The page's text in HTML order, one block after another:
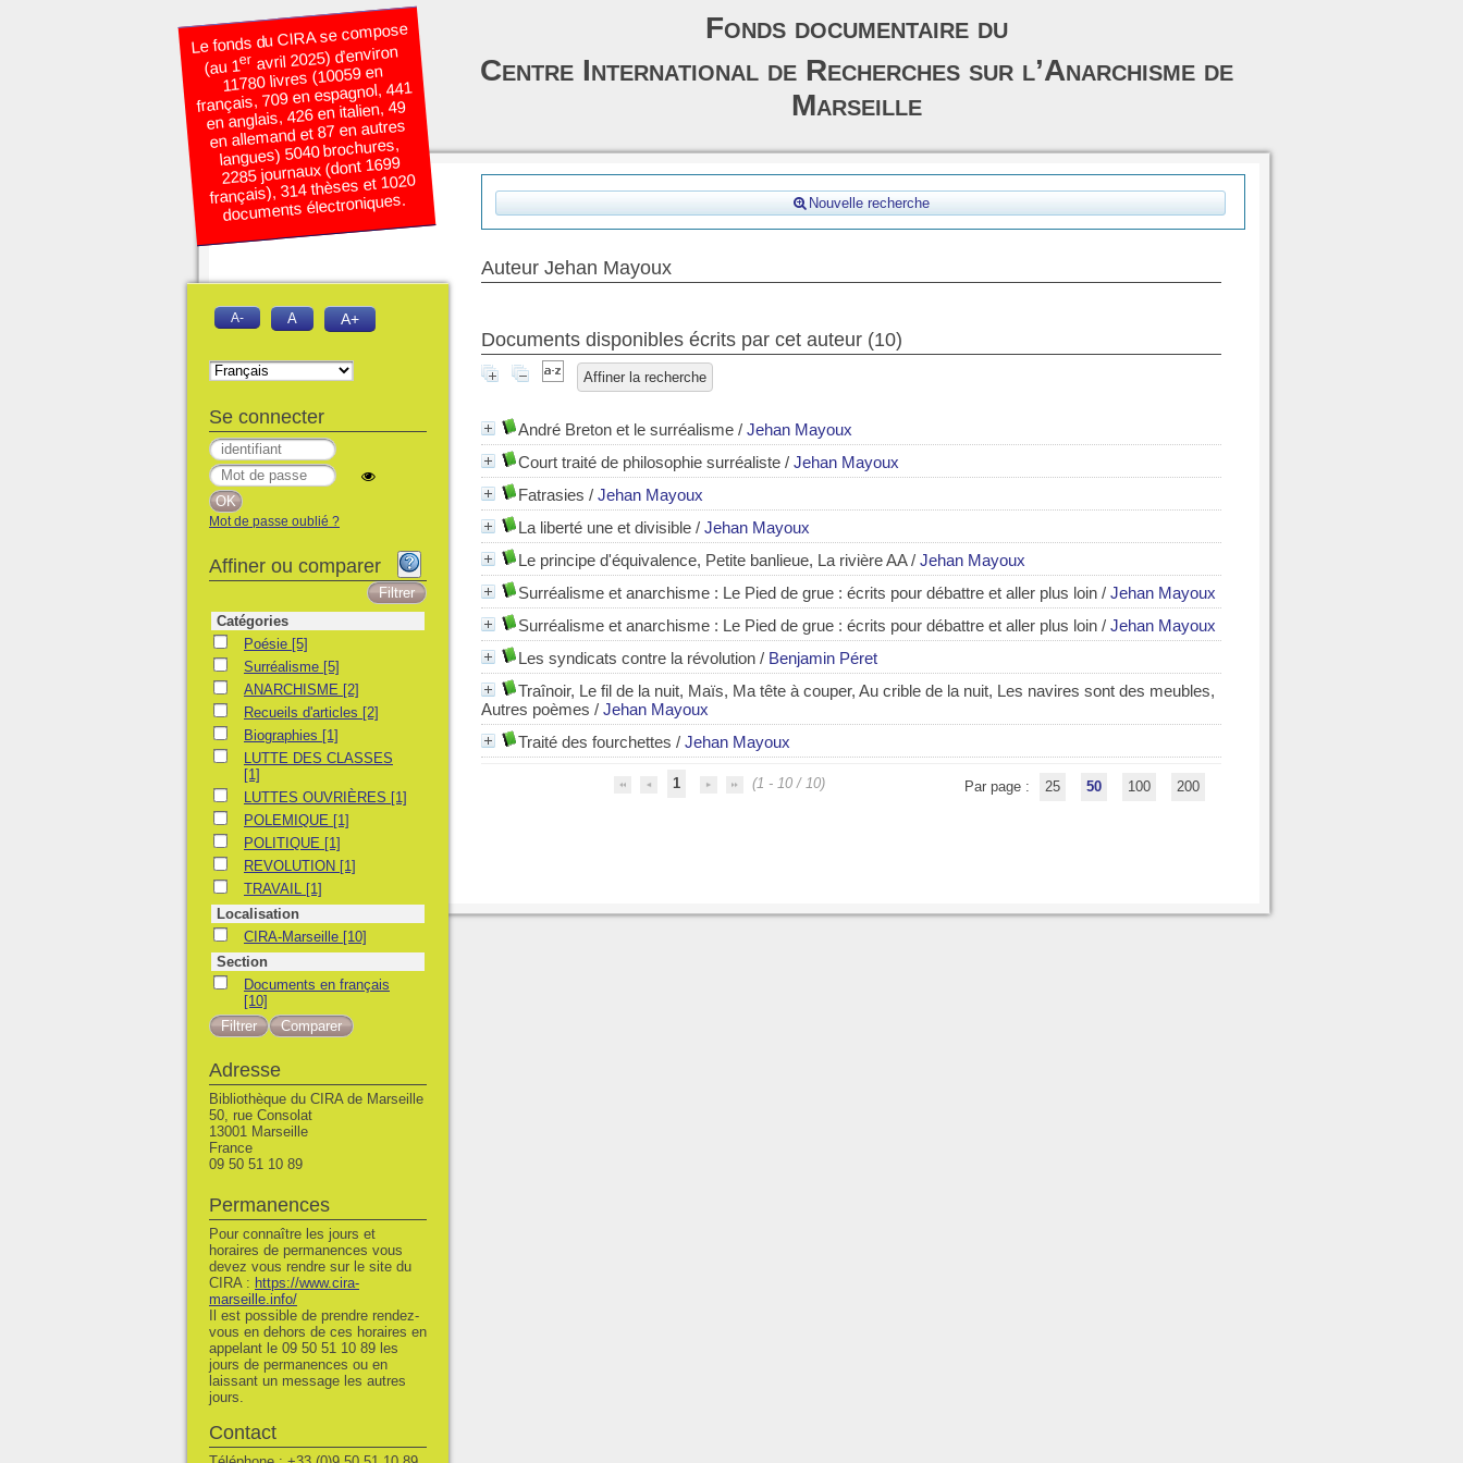
Nouvelle recherche
Auteur Jehan Mayoux
Documents disponibles écrits par cet auteur (10)
Affiner la recherche
André Breton et le surréalisme / Jehan Mayoux
Court traité de philosophie surréaliste / Jehan Mayoux
Fatrasies / Jehan Mayoux
La liberté une et divisible / Jehan Mayoux
Le principe d'équivalence, Petite banlieue, La rivière AA/ Jehan Mayoux
Surréalisme et anarchisme : Le Pied de grue : écrits pour débattre et aller plus loin / Jehan Mayoux
Surréalisme et anarchisme : Le Pied de grue : écrits pour débattre et aller plus loin / Jehan Mayoux
Les syndicats contre la révolution / Benjamin Péret
Traînoir, Le fil de la nuit, Maïs, Ma tête à couper, Au crible de la nuit, Les navires sont des meubles,
Autres poèmes / Jehan Mayoux
Traité des fourchettes / Jehan Mayoux
1 (1 - 10 / 10) Par page : 25 50 100 200
Le fonds du CIRA se compose
(au 1eravril 2025) d’environ
11780 livres (10059 en
français, 709 en espagnol, 441
en anglais, 426 en italien, 49
en allemand et 87 en autres
langues) 5040 brochures,
2285 journaux (dont 1699
français), 314 thèses et 1020
documents électroniques.
Fonds documentaire du
Centre International de Recherches sur l’Anarchisme de
Marseille
A- A A+
Se connecter
Mot de passe oublié ?
Affiner ou comparer
Catégories
PoésiePoésie [5]
Surréalisme
Surréalisme [5]
ANARCHISME
ANARCHISME [2]
Recueils d'articles
Recueils d'articles [2]
Biographies
Biographies [1]
LUTTE DES CLASSES
LUTTE DES CLASSES
[1]
LUTTES OUVRIÈRES
LUTTES OUVRIÈRES [1]
POLEMIQUE
POLEMIQUE [1]
POLITIQUE
POLITIQUE [1]
REVOLUTION
REVOLUTION [1]
TRAVAILTRAVAIL [1]
Localisation
CIRA-Marseille
CIRA-Marseille [10]
Section
Documents en français
Documents en français
[10]
Adresse
Bibliothèque du CIRA de Marseille
50, rue Consolat
13001 Marseille
France
09 50 51 10 89
Permanences
Pour connaître les jours et
horaires de permanences vous
devez vous rendre sur le site du
CIRA : https://www.cira-
marseille.info/
Il est possible de prendre rendez-
vous en dehors de ces horaires en
appelant le 09 50 51 10 89 les
jours de permanences ou en
laissant un message les autres
jours.
Contact